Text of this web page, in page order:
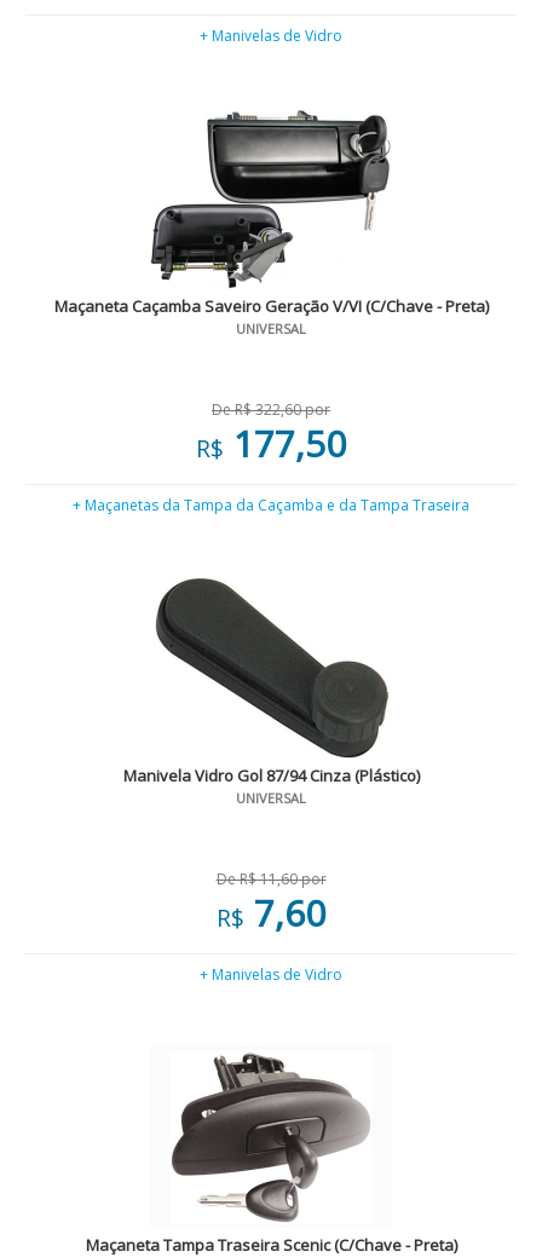
+ Manivelas de Vidro
Maçaneta Caçamba Saveiro Geração V/VI (C/Chave - Preta)
UNIVERSAL
De R$ 322,60 por
R$ 177,50
+ Maçanetas da Tampa da Caçamba e da Tampa Traseira
Manivela Vidro Gol 87/94 Cinza (Plástico)
UNIVERSAL
De R$ 11,60 por
R$ 7,60
+ Manivelas de Vidro
Maçaneta Tampa Traseira Scenic (C/Chave - Preta)